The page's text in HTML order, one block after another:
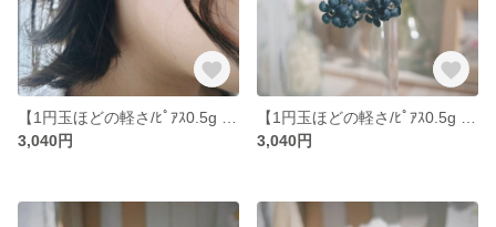
3,040円
3,040円